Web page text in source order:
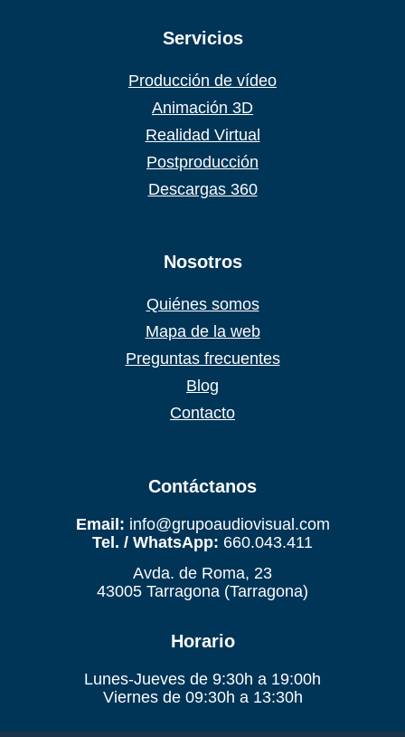
Servicios
Producción de vídeo
Animación 3D
Realidad Virtual
Postproducción
Descargas 360
Nosotros
Quiénes somos
Mapa de la web
Preguntas frecuentes
Blog
Contacto
Contáctanos
Email: info@grupoaudiovisual.com
Tel. / WhatsApp: 660.043.411
Avda. de Roma, 23
43005 Tarragona (Tarragona)
Horario
Lunes-Jueves de 9:30h a 19:00h
Viernes de 09:30h a 13:30h